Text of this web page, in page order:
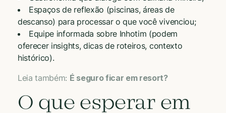
Espaços de reflexão (piscinas, áreas de
descanso) para processar o que você vivenciou;
Equipe informada sobre Inhotim (podem
oferecer insights, dicas de roteiros, contexto
histórico).
Leia também: É seguro ficar em resort?
O que esperar em